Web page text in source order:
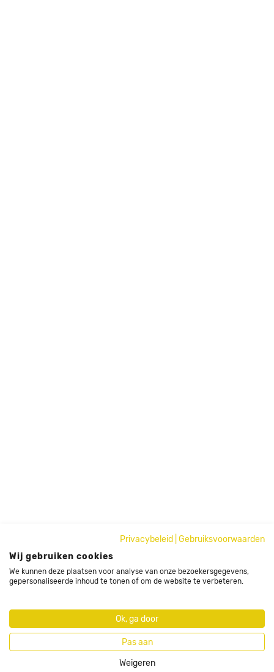
Privacybeleid
Gebruiksvoorwaarden
Wij gebruiken cookies
We kunnen deze plaatsen voor analyse van onze bezoekersgegevens,
gepersonaliseerde inhoud te tonen of om de website te verbeteren.
Ok, ga door
Pas aan
Weigeren